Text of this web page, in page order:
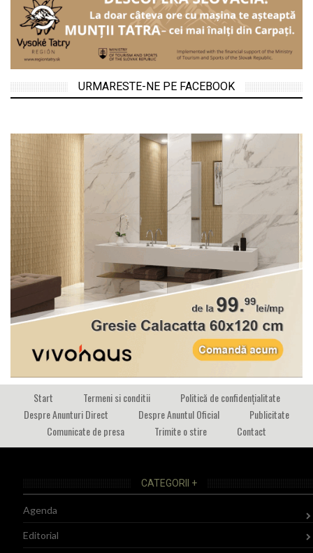
URMARESTE-NE PE FACEBOOK
Start Termeni si conditii
Politică de confidențialitate
Despre Anunturi Direct
Despre Anuntul Oficial
Publicitate
Comunicate de presa
Trimite o stire Contact
CATEGORII +
Agenda
Editorial